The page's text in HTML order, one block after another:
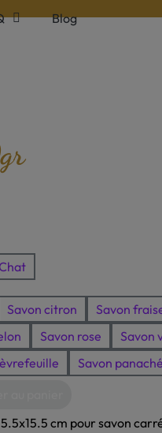
Blog
Savon citron Savon
Savon rose Savon
Savon panaché
cm pour savon